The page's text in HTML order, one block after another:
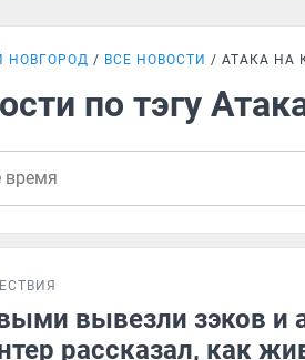
НОВГОРОД ВСЕ НОВОСТИ АТАКА НА
по тэгу
вывезли зэков и
рассказал, как